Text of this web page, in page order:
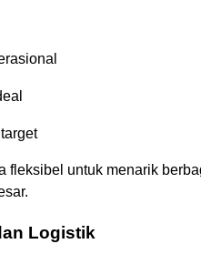
fleksibel untuk menarik
Logistik